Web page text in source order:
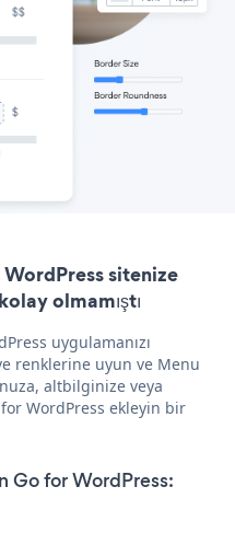
WordPress sitenize
olmamıştı
uygulamanızı
renklerine uyun ve Menu
altbilginize veya
WordPress ekleyin bir
Go for WordPress: